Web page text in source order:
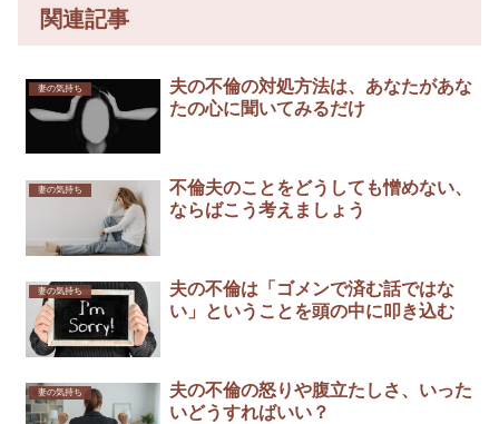
関連記事
妻の気持ち
夫の不倫の対処方法は、あなたがあな
たの心に聞いてみるだけ
妻の気持ち
不倫夫のことをどうしても憎めない、
ならばこう考えましょう
妻の気持ち
夫の不倫は「ゴメンで済む話ではな
い」ということを頭の中に叩き込む
妻の気持ち
夫の不倫の怒りや腹立たしさ、いった
いどうすればいい？